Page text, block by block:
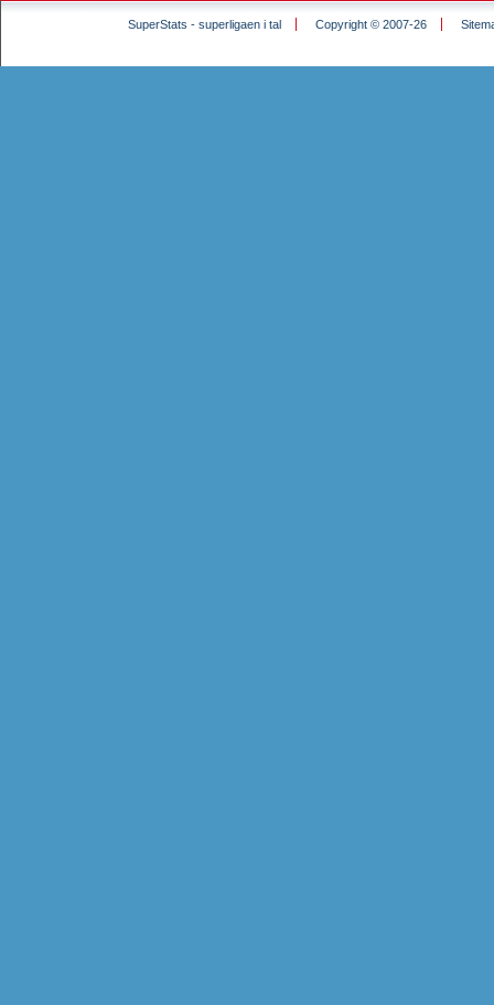
SuperStats - superligaen i tal Copyright © 2007-26